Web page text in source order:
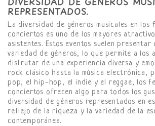
REPRESENTADOS.
La diversidad de géneros musicales en los
conciertos es uno de los mayores
asistentes. Estos eventos suelen presentar
variedad de géneros, lo que permite a los
disfrutar de una experiencia diversa y
rock clásico hasta la música electrónica,
pop, el hip-hop, el indie y el reggae, los
conciertos ofrecen algo para todos los
diversidad de géneros representados en
reflejo de la riqueza y la variedad de la
contemporánea.